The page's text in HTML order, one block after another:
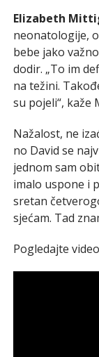
Elizabeth
neonatologije,
bebe jako
dodir. „To im
na težini.
su pojeli“, kaže
Nažalost, ne
no David se
jednom sam
imalo uspone i
sretan
sjećam. Tad
Pogledajte